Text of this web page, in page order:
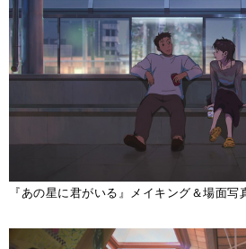
『あの星に君がいる』メイキング＆場面写